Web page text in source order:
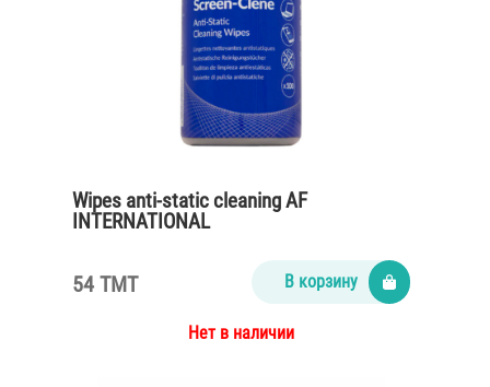
Wipes anti-static cleaning AF
INTERNATIONAL
54 TMT В корзину
Нет в наличии